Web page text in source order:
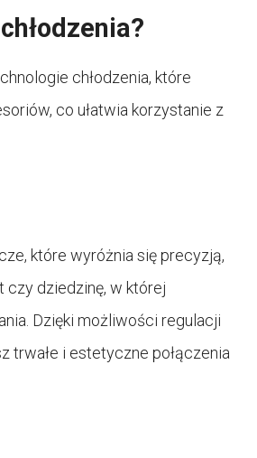
chłodzenia, które
co ułatwia korzystanie z
które wyróżnia się precyzją,
czy dziedzinę, w której
Dzięki możliwości regulacji
trwałe i estetyczne połączenia